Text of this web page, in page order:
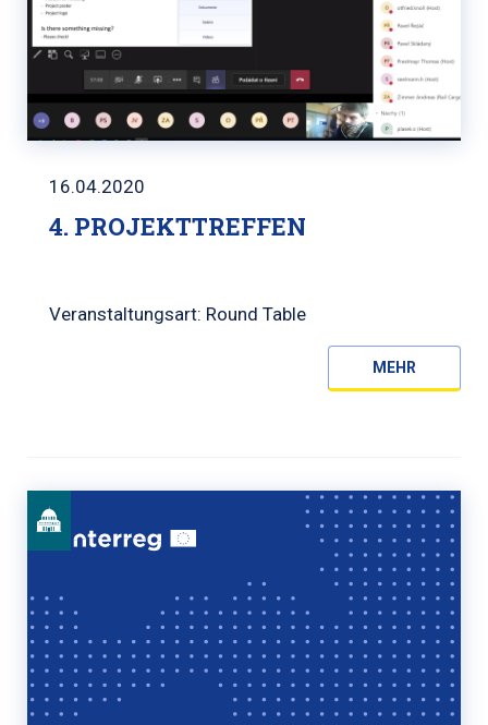
16.04.2020
4. PROJEKTTREFFEN
Veranstaltungsart: Round Table
MEHR